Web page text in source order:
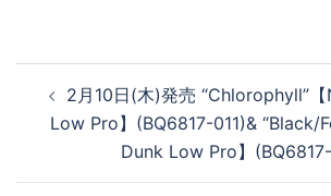
2月10日(木)発売 “Chlorophyll”
Low Pro】(BQ6817-011)& “Black/
Dunk Low Pro】